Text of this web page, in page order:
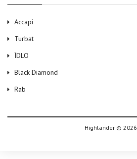
Accapi
Turbat
ЇDLO
Black Diamond
Rab
Highlander © 2026